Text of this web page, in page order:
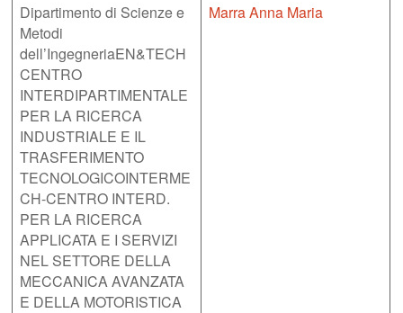
Dipartimento di Scienze e
Metodi
dell’IngegneriaEN&TECH
CENTRO
INTERDIPARTIMENTALE
PER LA RICERCA
INDUSTRIALE E IL
TRASFERIMENTO
TECNOLOGICOINTERME
CH-CENTRO INTERD.
PER LA RICERCA
APPLICATA E I SERVIZI
NEL SETTORE DELLA
MECCANICA AVANZATA
E DELLA MOTORISTICA
Marra Anna Maria